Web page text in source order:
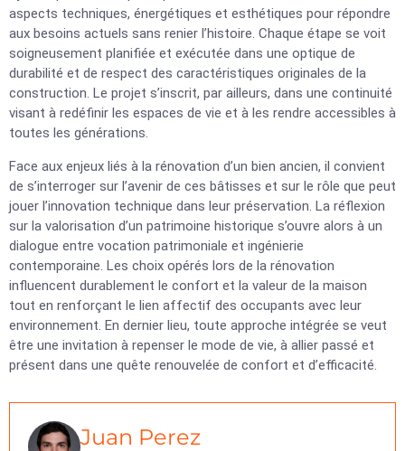
aspects techniques, énergétiques et esthétiques pour répondre
aux besoins actuels sans renier l’histoire. Chaque étape se voit
soigneusement planifiée et exécutée dans une optique de
durabilité et de respect des caractéristiques originales de la
construction. Le projet s’inscrit, par ailleurs, dans une continuité
visant à redéfinir les espaces de vie et à les rendre accessibles à
toutes les générations.
Face aux enjeux liés à la rénovation d’un bien ancien, il convient
de s’interroger sur l’avenir de ces bâtisses et sur le rôle que peut
jouer l’innovation technique dans leur préservation. La réflexion
sur la valorisation d’un patrimoine historique s’ouvre alors à un
dialogue entre vocation patrimoniale et ingénierie
contemporaine. Les choix opérés lors de la rénovation
influencent durablement le confort et la valeur de la maison
tout en renforçant le lien affectif des occupants avec leur
environnement. En dernier lieu, toute approche intégrée se veut
être une invitation à repenser le mode de vie, à allier passé et
présent dans une quête renouvelée de confort et d’efficacité.
Juan Perez